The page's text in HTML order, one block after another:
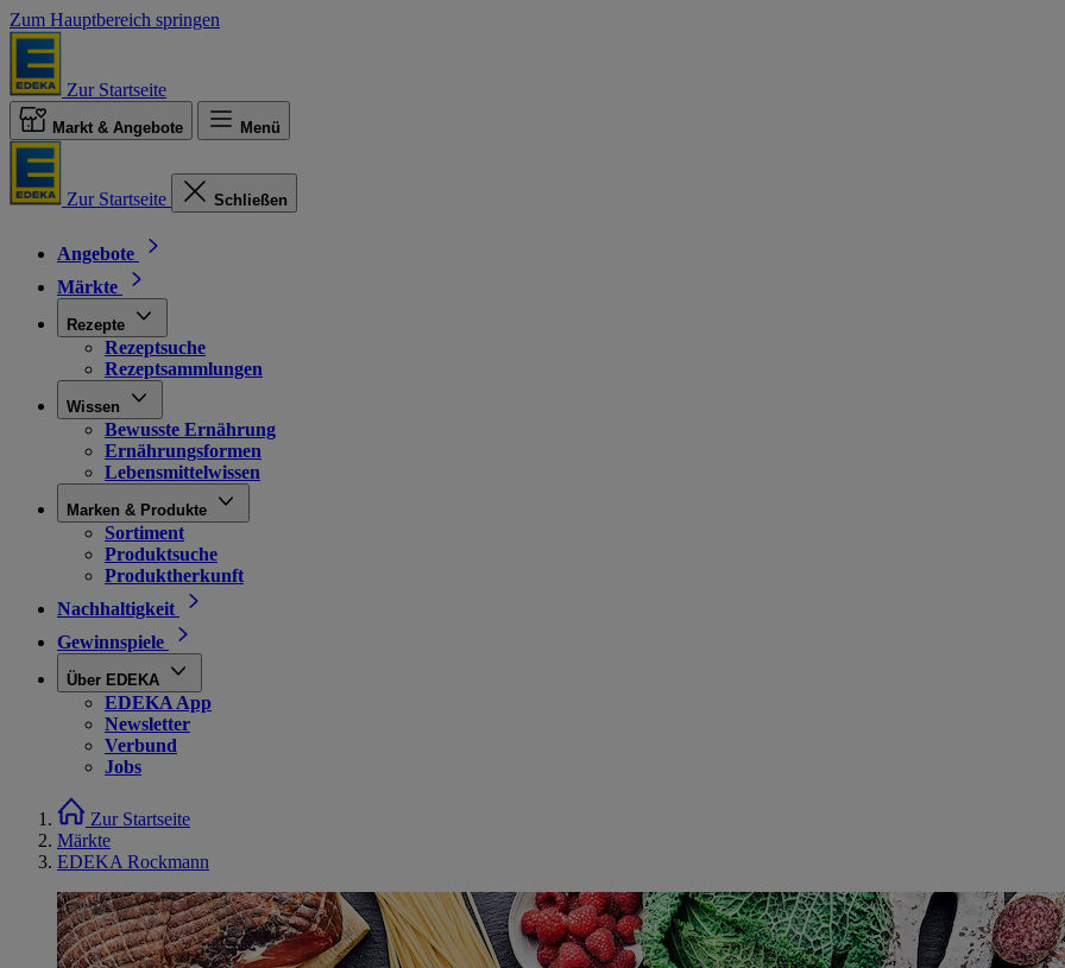
Zum Hauptbereich springen
Zur Startseite
Markt & Angebote Menü
Zur Startseite Schließen
Angebote
Märkte
Rezepte
Rezeptsuche
Rezeptsammlungen
Wissen
Bewusste Ernährung
Ernährungsformen
Lebensmittelwissen
Marken & Produkte
Sortiment
Produktsuche
Produktherkunft
Nachhaltigkeit
Gewinnspiele
Über EDEKA
EDEKA App
Newsletter
Verbund
Jobs
Zur Startseite
Märkte
EDEKA Rockmann